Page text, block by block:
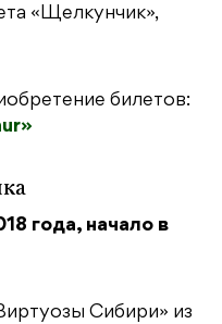
«Щелкунчик»,
билетов:
года, начало в
Сибири» из